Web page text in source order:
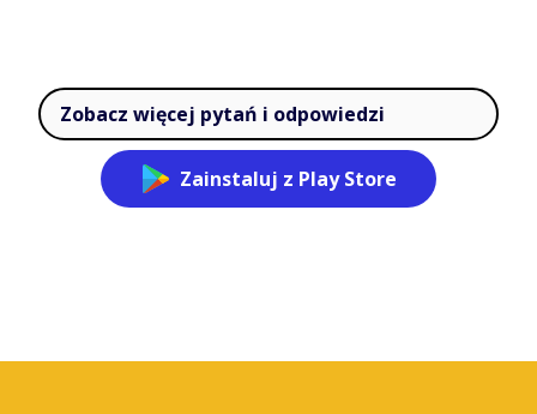
Zobacz więcej pytań i odpowiedzi
Zainstaluj z Play Store